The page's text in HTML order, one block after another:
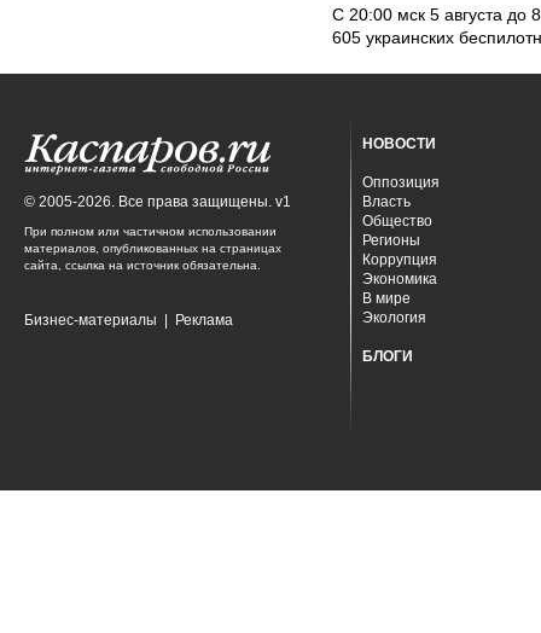
С 20:00 мск 5 августа до
605 украинских
© 2005-2026. Все права защищены. v1
При полном или частичном использовании
материалов, опубликованных на страницах
сайта, ссылка на источник обязательна.
Бизнес-материалы Реклама
НОВОСТИ
Оппозиция
Власть
Общество
Регионы
Коррупция
Экономика
В мире
Экология
БЛОГИ